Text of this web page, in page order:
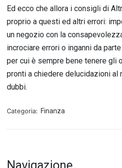
Ed ecco che allora i consigli di
proprio a questi ed altri errori:
un negozio con la
incrociare errori o inganni da
per cui è sempre bene tenere gli
pronti a chiedere delucidazioni al
dubbi.
Categoria: Finanza
Navigazione